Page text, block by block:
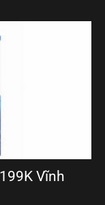
Vĩnh